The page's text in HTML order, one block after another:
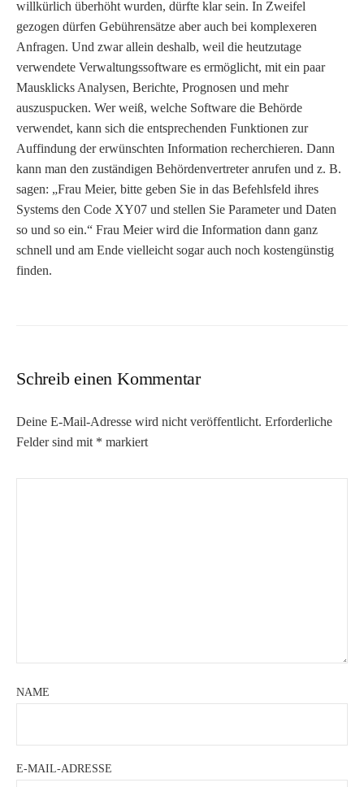
willkürlich überhöht wurden, dürfte klar sein. In Zweifel
gezogen dürfen Gebührensätze aber auch bei komplexeren
Anfragen. Und zwar allein deshalb, weil die heutzutage
verwendete Verwaltungssoftware es ermöglicht, mit ein paar
Mausklicks Analysen, Berichte, Prognosen und mehr
auszuspucken. Wer weiß, welche Software die Behörde
verwendet, kann sich die entsprechenden Funktionen zur
Auffindung der erwünschten Information recherchieren. Dann
kann man den zuständigen Behördenvertreter anrufen und z. B.
sagen: „Frau Meier, bitte geben Sie in das Befehlsfeld ihres
Systems den Code XY07 und stellen Sie Parameter und Daten
so und so ein.“ Frau Meier wird die Information dann ganz
schnell und am Ende vielleicht sogar auch noch kostengünstig
finden.
Schreib einen Kommentar
Deine E-Mail-Adresse wird nicht veröffentlicht. Erforderliche
Felder sind mit * markiert
NAME
E-MAIL-ADRESSE